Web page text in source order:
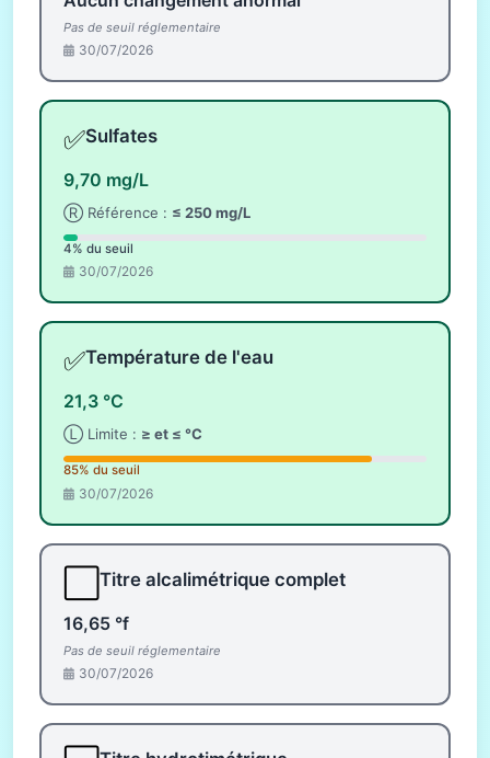
Pas de seuil réglementaire
30/07/2026
✅Sulfates
9,70 mg/L
Ⓡ Référence : ≤ 250 mg/L
4% du seuil
30/07/2026
✅Température de l'eau
21,3 °C
Ⓛ Limite : ≥ et ≤ °C
85% du seuil
30/07/2026
Titre alcalimétrique complet
16,65 °f
Pas de seuil réglementaire
30/07/2026